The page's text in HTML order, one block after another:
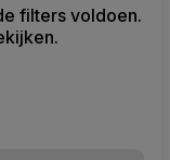
filters voldoen.